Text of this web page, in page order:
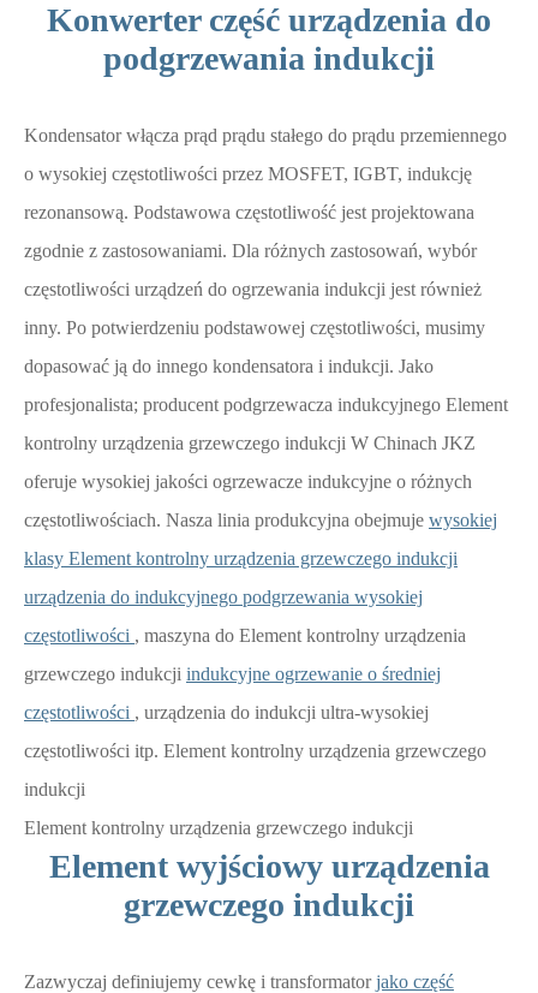
Konwerter część urządzenia do
podgrzewania indukcji
Kondensator włącza prąd prądu stałego do prądu przemiennego
o wysokiej częstotliwości przez MOSFET, IGBT, indukcję
rezonansową. Podstawowa częstotliwość jest projektowana
zgodnie z zastosowaniami. Dla różnych zastosowań, wybór
częstotliwości urządzeń do ogrzewania indukcji jest również
inny. Po potwierdzeniu podstawowej częstotliwości, musimy
dopasować ją do innego kondensatora i indukcji. Jako
profesjonalista; producent podgrzewacza indukcyjnego Element
kontrolny urządzenia grzewczego indukcji W Chinach JKZ
oferuje wysokiej jakości ogrzewacze indukcyjne o różnych
częstotliwościach. Nasza linia produkcyjna obejmuje wysokiej
klasy Element kontrolny urządzenia grzewczego indukcji
urządzenia do indukcyjnego podgrzewania wysokiej
częstotliwości , maszyna do Element kontrolny urządzenia
grzewczego indukcji indukcyjne ogrzewanie o średniej
częstotliwości , urządzenia do indukcji ultra-wysokiej
częstotliwości itp. Element kontrolny urządzenia grzewczego
indukcji
Element kontrolny urządzenia grzewczego indukcji
Element wyjściowy urządzenia
grzewczego indukcji
Zazwyczaj definiujemy cewkę i transformatorjako część